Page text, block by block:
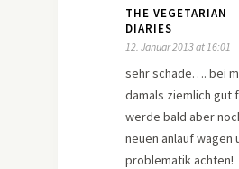
THE VEGETARIAN
DIARIES
12. Januar 2013 at 16:01
sehr schade…. bei
damals ziemlich gut
werde bald aber
neuen anlauf wagen
problematik achten!